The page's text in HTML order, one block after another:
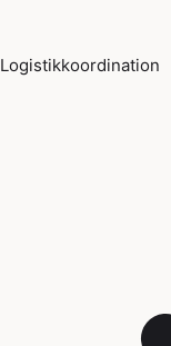
Logistikkoordination